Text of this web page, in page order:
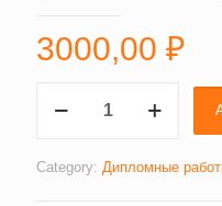
3000,00 ₽
капитал
развитии
Category: Дипломные